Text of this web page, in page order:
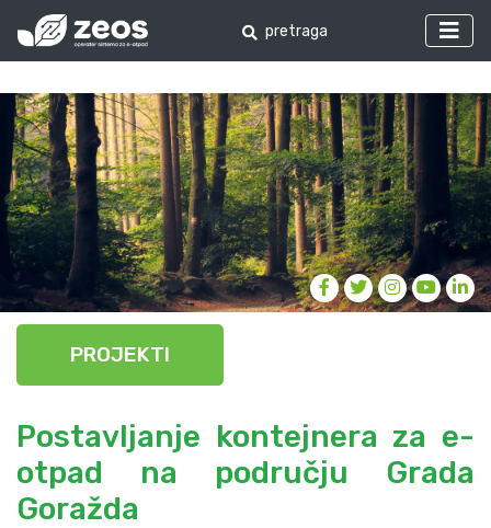
PROJEKTI
Postavljanje kontejnera za e-
otpad na području Grada
Goražda